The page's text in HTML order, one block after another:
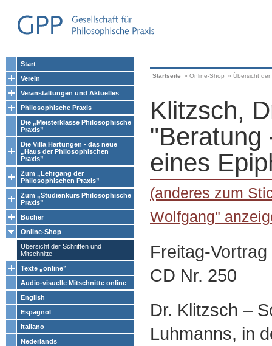
Start
Verein
Veranstaltungen und Aktuelles
Philosophische Praxis
Die „Meisterklasse Philosophische
Praxis”
Die Villa Hartungen - das neue
„Haus der Philosophischen
Praxis”
Zum „Lehrgang der
Philosophischen Praxis”
Zum „Studienkurs Philosophische
Praxis”
Bücher
Online-Shop
Übersicht der Schriften und
Mitschnitte
Texte „online”
Audio-visuelle Mitschnitte online
English
Espagnol
Italiano
Nederlands
Startseite » Online-Shop » Übersicht
Klitzsch,
"Beratung
eines
(anderes zum
Wolfgang"
Freitag-
CD Nr. 250
Dr. Klitzsch –
Luhmanns, in